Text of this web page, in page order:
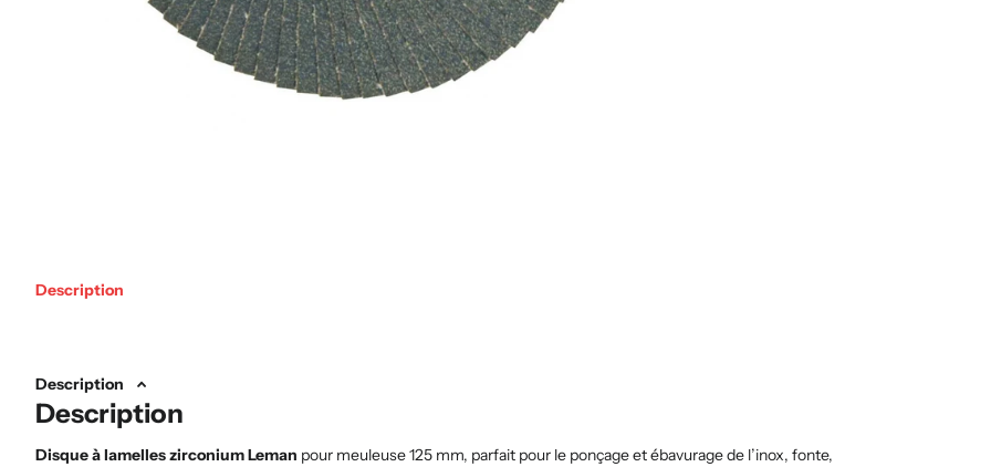
Description
Description
Description
Disque à lamelles zirconium Leman pour meuleuse 125 mm, parfait pour le ponçage et ébavurage de l’inox, fonte,